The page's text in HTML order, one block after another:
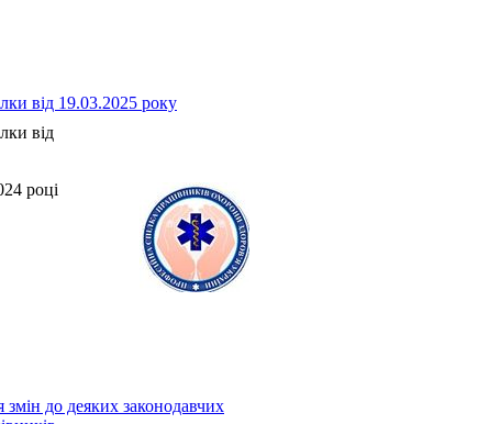
від 19.03.2025 року
від
році
до деяких законодавчих